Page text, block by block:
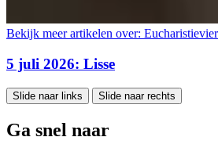
Bekijk meer artikelen over:
5 juli 2026: Lisse
Slide naar links Slide naar rechts
Ga snel naar